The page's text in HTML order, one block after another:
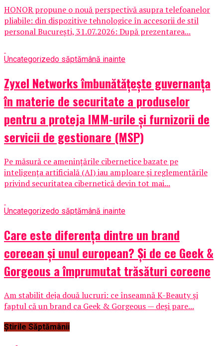
HONOR propune o nouă perspectivă asupra telefoanelor
pliabile: din dispozitive tehnologice în accesorii de stil
personal București, 31.07.2026: După prezentarea...
Uncategorizedo săptămână inainte
Zyxel Networks îmbunătățește guvernanța
în materie de securitate a produselor
pentru a proteja IMM-urile și furnizorii de
servicii de gestionare (MSP)
Pe măsură ce amenințările cibernetice bazate pe
inteligența artificială (AI) iau amploare și reglementările
privind securitatea cibernetică devin tot mai...
Uncategorizedo săptămână inainte
Care este diferența dintre un brand
coreean și unul european? Și de ce Geek &
Gorgeous a împrumutat trăsături coreene
Am stabilit deja două lucruri: ce înseamnă K-Beauty și
faptul că un brand ca Geek & Gorgeous — deși pare...
Știrile Săptămânii